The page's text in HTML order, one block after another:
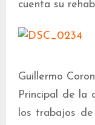
cuenta su
Guillermo
Principal de la
los trabajos